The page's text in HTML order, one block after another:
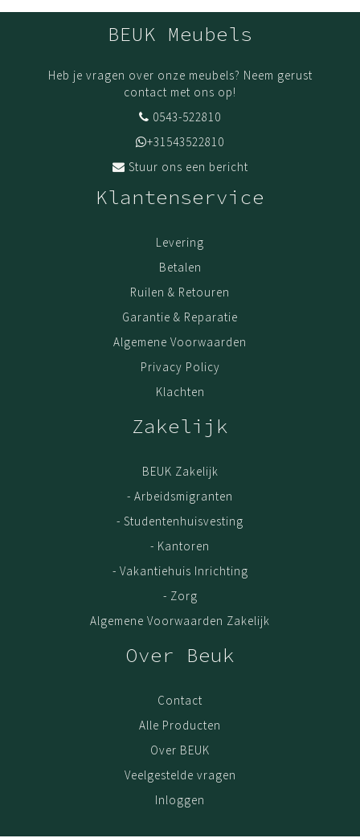
BEUK Meubels
Heb je vragen over onze meubels? Neem gerust
contact met ons op!
0543-522810
+31543522810
Stuur ons een bericht
Klantenservice
Levering
Betalen
Ruilen & Retouren
Garantie & Reparatie
Algemene Voorwaarden
Privacy Policy
Klachten
Zakelijk
BEUK Zakelijk
- Arbeidsmigranten
- Studentenhuisvesting
- Kantoren
- Vakantiehuis Inrichting
- Zorg
Algemene Voorwaarden Zakelijk
Over Beuk
Contact
Alle Producten
Over BEUK
Veelgestelde vragen
Inloggen